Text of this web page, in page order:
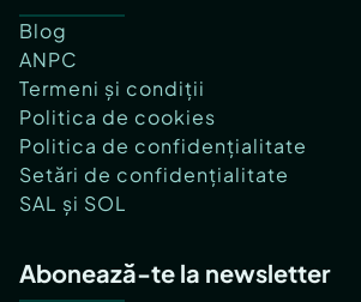
Blog
ANPC
Termeni și condiții
Politica de cookies
Politica de confidențialitate
Setări de confidențialitate
SAL și SOL
Abonează-te la newsletter